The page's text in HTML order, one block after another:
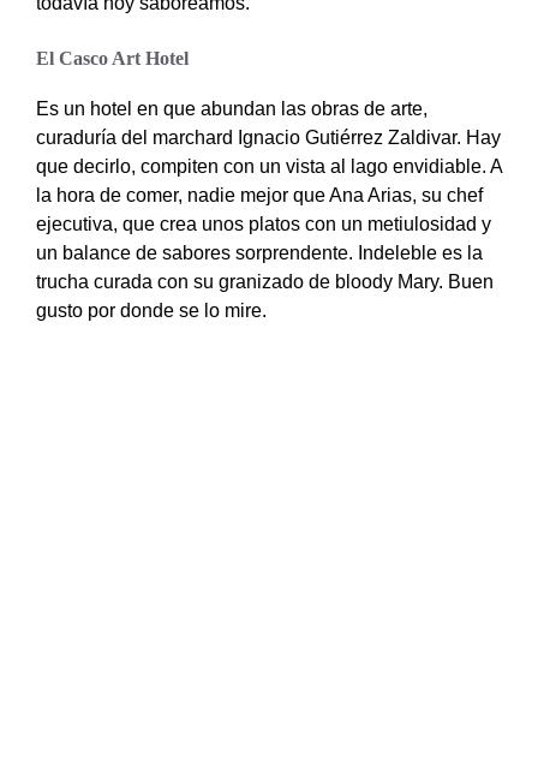
El Casco Art Hotel
Es un hotel en que abundan las obras de arte,
curaduría del marchard Ignacio Gutiérrez Zaldivar. Hay
que decirlo, compiten con un vista al lago envidiable. A
la hora de comer, nadie mejor que Ana Arias, su chef
ejecutiva, que crea unos platos con un metiulosidad y
un balance de sabores sorprendente. Indeleble es la
trucha curada con su granizado de bloody Mary. Buen
gusto por donde se lo mire.